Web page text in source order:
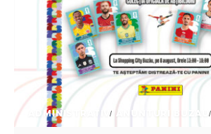
ADMINISTRATIV ANUNTURI BUZAU